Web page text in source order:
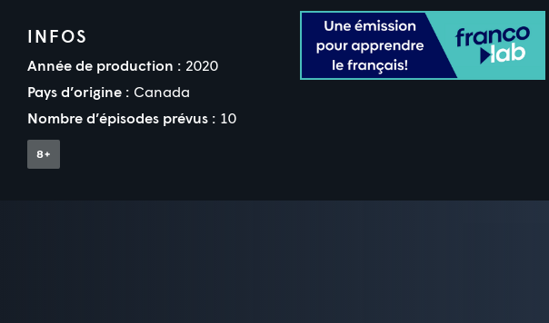
INFOS
Année de production : 2020
Pays d’origine : Canada
Nombre d’épisodes prévus : 10